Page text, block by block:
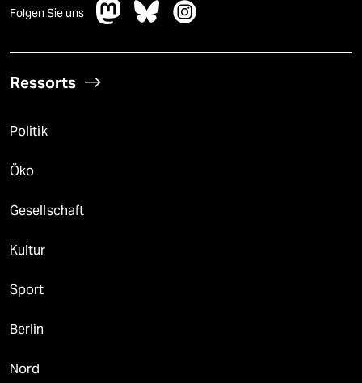
Folgen Sie uns
Ressorts
Politik
Öko
Gesellschaft
Kultur
Sport
Berlin
Nord